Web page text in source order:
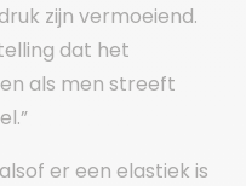
zijn vermoeiend.
dat het
als men streeft
er een elastiek is